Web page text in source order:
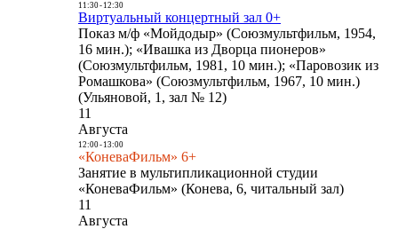
11:30- 12:30
Виртуальный концертный зал 0+
Показ м/ф «Мойдодыр» (Союзмультфильм, 1954,
16 мин.); «Ивашка из Дворца пионеров»
(Союзмультфильм, 1981, 10 мин.); «Паровозик из
Ромашкова» (Союзмультфильм, 1967, 10 мин.)
(Ульяновой, 1, зал № 12)
11
Августа
12:00- 13:00
«КоневаФильм» 6+
Занятие в мультипликационной студии
«КоневаФильм» (Конева, 6, читальный зал)
11
Августа